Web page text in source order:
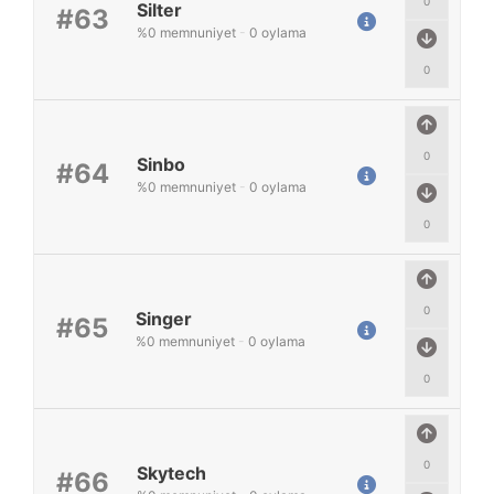
#63
0
Silter
%0 memnuniyet - 0 oylama
#64
0
0
Sinbo
%0 memnuniyet - 0 oylama
#65
0
0
Singer
%0 memnuniyet - 0 oylama
#66
0
Skytech